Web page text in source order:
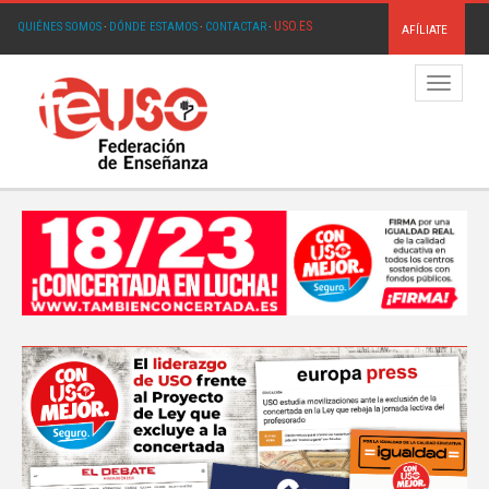
QUIÉNES SOMOS· DÓNDE ESTAMOS· CONTACTAR· USO.ES AFÍLIATE
Menú